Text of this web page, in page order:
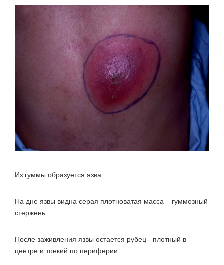
Из гуммы образуется язва.
На дне язвы видна серая плотноватая масса – гуммозный
стержень.
После заживления язвы остается рубец - плотный в
центре и тонкий по периферии.